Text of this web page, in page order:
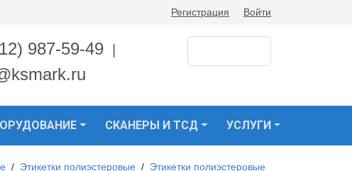
Регистрация Войти
987-59-49
СКАНЕРЫ И ТСД УСЛУГИ
/ Этикетки полиэстеровые / Этикетки полиэстеровые